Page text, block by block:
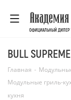
ОФИЦИАЛЬНЫЙ ДИЛЕР
BULL
Главная -
Модульные гриль-
кухня